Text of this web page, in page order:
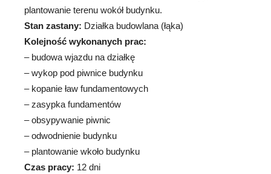
plantowanie terenu wokół budynku.
Stan zastany: Działka budowlana (łąka)
Kolejność wykonanych prac:
– budowa wjazdu na działkę
– wykop pod piwnice budynku
– kopanie ław fundamentowych
– zasypka fundamentów
– obsypywanie piwnic
– odwodnienie budynku
– plantowanie wkoło budynku
Czas pracy: 12 dni